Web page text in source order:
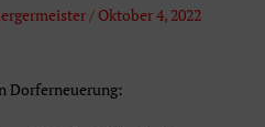
/ Oktober 4, 2022
Dorferneuerung: